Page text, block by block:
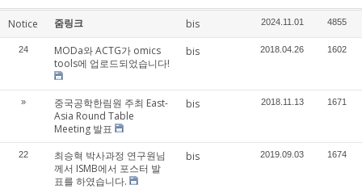
Notice 줌링크 bis 2024.11.01 4855
24
MODa와 ACTG가 omics
tools에 업로드되었습니다!
bis 2018.04.26 1602
»
중국공학한림원 주최 East-
Asia Round Table
Meeting 발표
bis 2018.11.13 1671
22
최승혁 박사과정 연구원님
께서 ISMB에서 포스터 발
표를 하였습니다.
bis 2019.09.03 1674